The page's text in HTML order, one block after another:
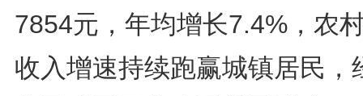
7854元，年均增长7.4%，农
收入增速持续跑赢城镇居民，